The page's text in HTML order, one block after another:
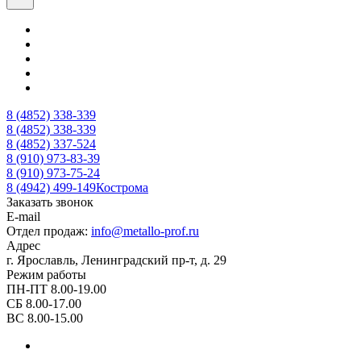
8 (4852) 338-339
8 (4852) 338-339
8 (4852) 337-524
8 (910) 973-83-39
8 (910) 973-75-24
8 (4942) 499-149Кострома
Заказать звонок
E-mail
Отдел продаж: info@metallo-prof.ru
Адрес
г. Ярославль, Ленинградский пр-т, д. 29
Режим работы
ПН-ПТ 8.00-19.00
СБ 8.00-17.00
ВС 8.00-15.00